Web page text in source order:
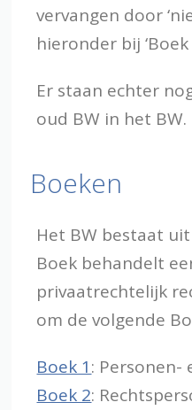
vervangen door
hieronder bij ‘Boek
Er staan echter
oud BW in het BW.
Boeken
Het BW bestaat uit
Boek behandelt
privaatrechtelijk
om de volgende
Boek 1: Personen-
Boek 2: